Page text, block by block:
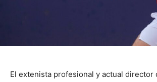
El extenista profesional y actual director